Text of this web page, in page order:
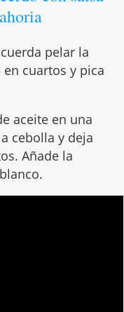
pelar la
cuartos y pica
aceite en una
cebolla y deja
Añade la